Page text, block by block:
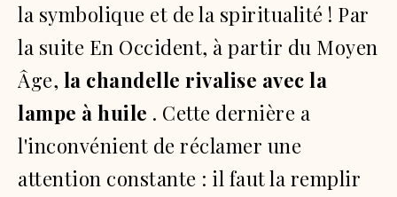
la symbolique et de la spiritualité ! Par
la suite En Occident, à partir du Moyen
Âge, la chandelle rivalise avec la
lampe à huile . Cette dernière a
l'inconvénient de réclamer une
attention constante : il faut la remplir